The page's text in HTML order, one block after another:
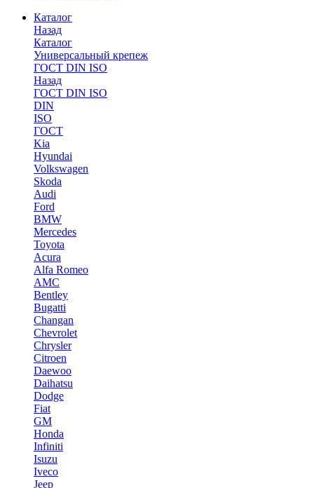
Каталог
Назад
Каталог
Универсальный крепеж
ГОСТ DIN ISO
Назад
ГОСТ DIN ISO
DIN
ISO
ГОСТ
Kia
Hyundai
Volkswagen
Skoda
Audi
Ford
BMW
Mercedes
Toyota
Acura
Alfa Romeo
AMC
Bentley
Bugatti
Changan
Chevrolet
Chrysler
Citroen
Daewoo
Daihatsu
Dodge
Fiat
GM
Honda
Infiniti
Isuzu
Iveco
Jeep